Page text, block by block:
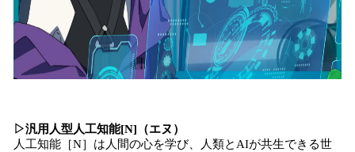
▷汎用人型人工知能[N]（エヌ）
人工知能［N］は人間の心を学び、人類とAIが共生できる世